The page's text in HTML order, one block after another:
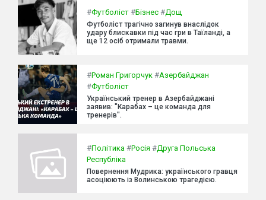
#Футболіст #Бізнес #Дощ
Футболіст трагічно загинув внаслідок
удару блискавки під час гри в Таїланді, а
ще 12 осіб отримали травми.
#Роман Григорчук #Азербайджан
#Футболіст
Український тренер в Азербайджані
заявив: "Карабах – це команда для
тренерів".
#Політика #Росія #Друга Польська
Республіка
Повернення Мудрика: українського гравця
асоціюють із Волинською трагедією.